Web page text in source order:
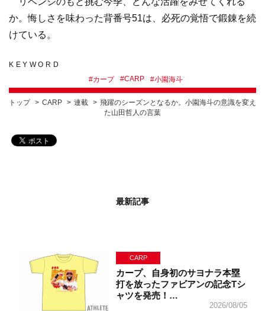
か。悔しさを味わった背番号51は、必死の覚悟で鍛錬を続
けている。
KEYWORD
#カープ #CARP #小園海斗
トップ CARP 連載
飛躍のシーズンとなるか。小園海斗の意識を変え
た山田哲人の言葉
最新記事
CARP
カープ、自身初のサヨナラ本塁
打を放ったファビアンの記念Tシ
ャツを発売！…
2026/08/05